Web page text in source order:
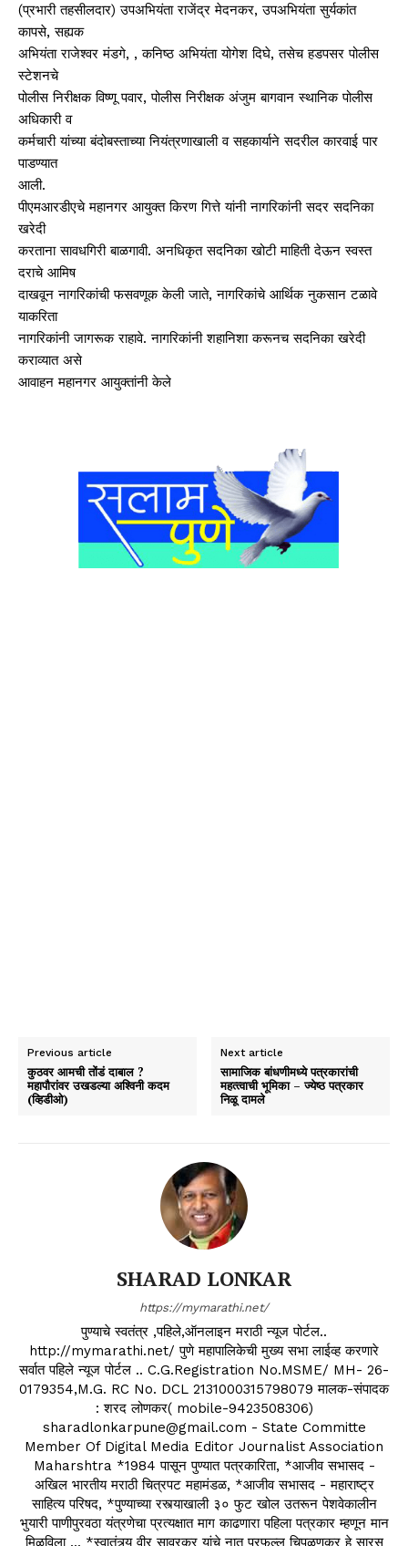
(प्रभारी तहसीलदार) उपअभियंता राजेंद्र मेदनकर, उपअभियंता सुर्यकांत
कापसे, सह्यक
अभियंता राजेश्वर मंडगे, , कनिष्ठ अभियंता योगेश दिघे, तसेच हडपसर पोलीस
स्टेशनचे
पोलीस निरीक्षक विष्णू पवार, पोलीस निरीक्षक अंजुम बागवान स्थानिक पोलीस
अधिकारी व
कर्मचारी यांच्या बंदोबस्ताच्या नियंत्रणाखाली व सहकार्याने सदरील कारवाई पार
पाडण्यात
आली.
पीएमआरडीएचे महानगर आयुक्त किरण गित्ते यांनी नागरिकांनी सदर सदनिका
खरेदी
करताना सावधगिरी बाळगावी. अनधिकृत सदनिका खोटी माहिती देऊन स्वस्त
दराचे आमिष
दाखवून नागरिकांची फसवणूक केली जाते, नागरिकांचे आर्थिक नुकसान टळावे
याकरिता
नागरिकांनी जागरूक राहावे. नागरिकांनी शहानिशा करूनच सदनिका खरेदी
कराव्यात असे
आवाहन महानगर आयुक्तांनी केले
Previous article
कुठवर आमची तोंडं दाबाल ?
महापौरांवर उखडल्या अश्विनी कदम
(व्हिडीओ)
Next article
सामाजिक बांधणीमध्‍ये पत्रकारांची
महत्‍त्‍वाची भूमिका – ज्‍येष्‍ठ पत्रकार
निळू दामले
SHARAD LONKAR
https://mymarathi.net/
पुण्याचे स्वतंत्र ,पहिले,ऑनलाइन मराठी न्यूज पोर्टल..
http://mymarathi.net/ पुणे महापालिकेची मुख्य सभा लाईव्ह करणारे
सर्वात पहिले न्यूज पोर्टल .. C.G.Registration No.MSME/ MH- 26-
0179354,M.G. RC No. DCL 2131000315798079 मालक-संपादक
: शरद लोणकर( mobile-9423508306)
sharadlonkarpune@gmail.com - State Committe
Member Of Digital Media Editor Journalist Association
Maharshtra *1984 पासून पुण्यात पत्रकारिता, *आजीव सभासद -
अखिल भारतीय मराठी चित्रपट महामंडळ, *आजीव सभासद - महाराष्ट्र
साहित्य परिषद, *पुण्याच्या रस्त्याखाली ३० फुट खोल उतरून पेशवेकालीन
भुयारी पाणीपुरवठा यंत्रणेचा प्रत्यक्षात माग काढणारा पहिला पत्रकार म्हणून मान
मिळविला ... *स्वातंत्र्य वीर सावरकर यांचे नातू प्रफुल्ल चिपळूणकर हे सारस